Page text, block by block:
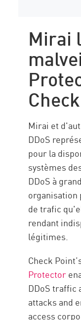
Mirai
Mirai et
DDoS
pour la
systèmes
DDoS à
organisation
de trafic
rendant
légitimes.
Check
Protector
DDoS traffic
attacks and
access